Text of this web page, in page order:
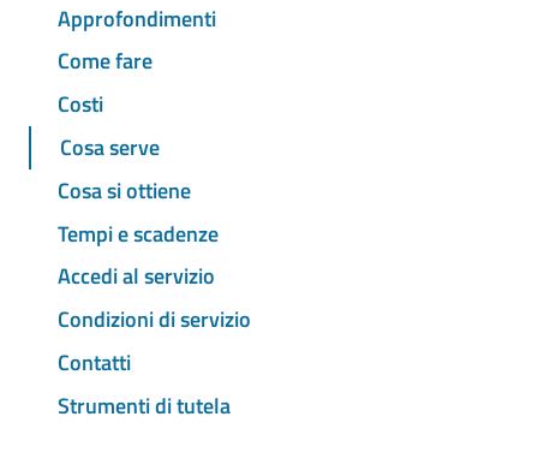
Approfondimenti
Come fare
Costi
Cosa serve
Cosa si ottiene
Tempi e scadenze
Accedi al servizio
Condizioni di servizio
Contatti
Strumenti di tutela